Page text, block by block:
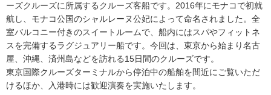
ーズクルーズに所属するクルーズ客船です。2016年にモナコで初就
航し、モナコ公国のシャルレーヌ公妃によって命名されました。全
室バルコニー付きのスイートルームで、船内にはスパやフィットネ
スを完備するラグジュアリー船です。今回は、東京から始まり名古
屋、沖縄、済州島などを訪れる15日間のクルーズです。
東京国際クルーズターミナルから停泊中の船舶を間近にご覧いただ
けるほか、入港時には歓迎演奏を実施いたします。